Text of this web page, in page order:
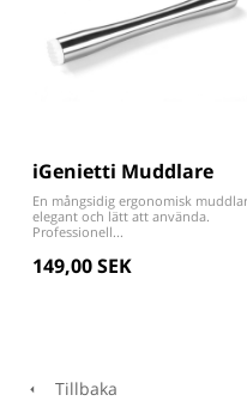
iGenietti Muddlare
En mångsidig ergonomisk
elegant och lätt att använda.
Professionell...
149,00 SEK
Tillbaka